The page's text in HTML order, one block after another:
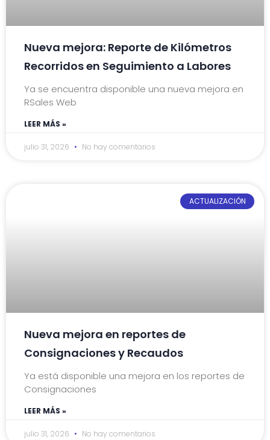
Nueva mejora: Reporte de Kilómetros
Recorridos en Seguimiento a Labores
Ya se encuentra disponible una nueva mejora en
RSales Web
LEER MÁS »
julio 31, 2026 No hay comentarios
ACTUALIZACIÓN
Nueva mejora en reportes de
Consignaciones y Recaudos
Ya está disponible una mejora en los reportes de
Consignaciones
LEER MÁS »
julio 31, 2026 No hay comentarios